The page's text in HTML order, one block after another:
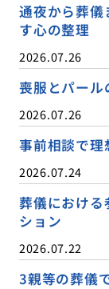
通夜から葬儀
す心の整理
2026.07.26
喪服とパー
2026.07.26
事前相談で理
2026.07.24
葬儀におけ
ション
2026.07.22
3親等の葬儀